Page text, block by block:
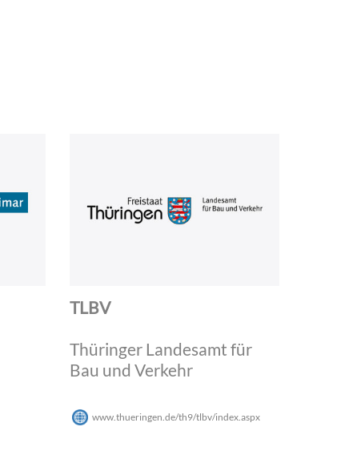
TLBV
Thüringer Landesamt für
Bau und Verkehr
www.thueringen.de/th9/tlbv/index.aspx